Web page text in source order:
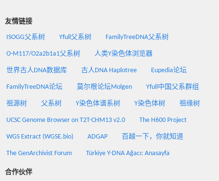
友情链接
ISOGG父系树 Yfull父系树 FamilyTreeDNA父系树
O-M117/O2a2b1a1父系树 人类Y染色体浏览器
世界古人DNA数据库 古人DNA Haplotree Eupedia论坛
FamilyTreeDNA论坛 莫尔根论坛Molgen Yfull中国父系群组
祖源树 父系树 Y染色体谱系树 Y染色体树 祖缘树
UCSC Genome Browser on T2T-CHM13 v2.0 The H600 Project
WGS Extract (WGSE.bio) ADGAP 百越一下，你就知道
The GenArchivist Forum Türkiye Y-DNA Ağacı: Anasayfa
合作伙伴